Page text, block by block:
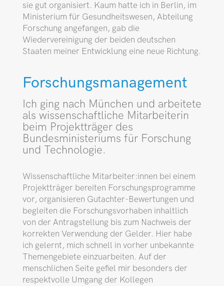
sie gut organisiert. Kaum hatte ich in Berlin, im
Ministerium für Gesundheitswesen, Abteilung
Forschung angefangen, gab die
Wiedervereinigung der beiden deutschen
Staaten meiner Entwicklung eine neue Richtung.
Forschungs­management
Ich ging nach München und arbeitete
als wissenschaftliche Mitarbeiterin
beim Projektträger des
Bundesministeriums für Forschung
und Technologie.
Wissenschaftliche Mitarbeiter:innen bei einem
Projektträger bereiten Forschungsprogramme
vor, organisieren Gutachter-Bewertungen und
begleiten die Forschungsvorhaben inhaltlich
von der Antragstellung bis zum Nachweis der
korrekten Verwendung der Gelder. Hier habe
ich gelernt, mich schnell in vorher unbekannte
Themengebiete einzuarbeiten. Auf der
menschlichen Seite gefiel mir besonders der
respektvolle Umgang der Kollegen